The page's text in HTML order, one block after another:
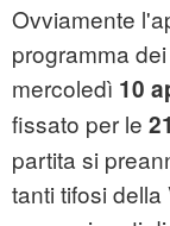
Ovviamente
programma
mercoledì 10
fissato per le 21
partita si
tanti tifosi